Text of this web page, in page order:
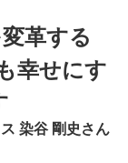
革する
幸せにす
染谷 剛史さん